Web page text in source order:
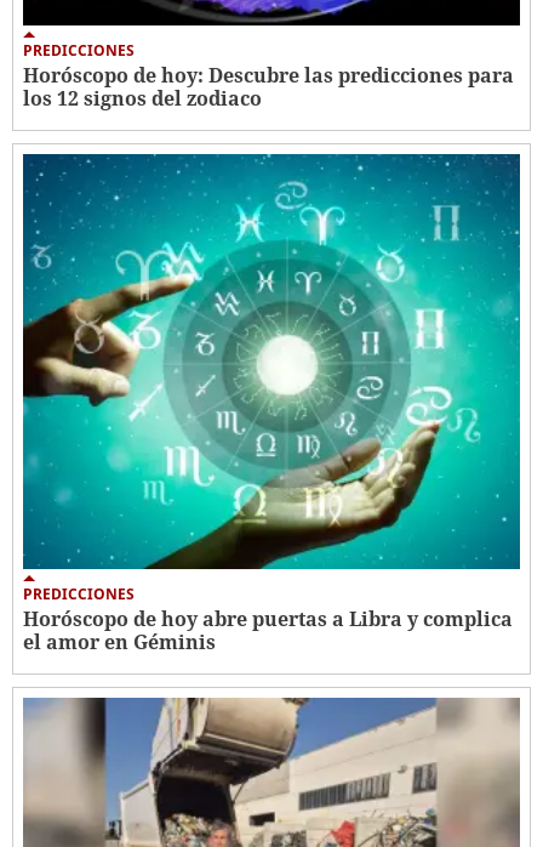
PREDICCIONES
Horóscopo de hoy: Descubre las predicciones para
los 12 signos del zodiaco
PREDICCIONES
Horóscopo de hoy abre puertas a Libra y complica
el amor en Géminis